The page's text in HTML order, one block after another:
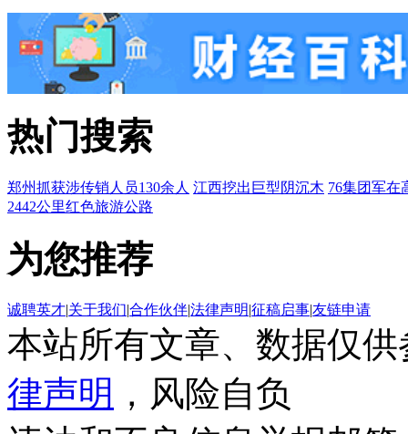
热门搜索
郑州抓获涉传销人员130余人 江西挖出巨型阴沉木 76集团军在
2442公里红色旅游公路
为您推荐
诚聘英才|关于我们|合作伙伴|法律声明|征稿启事|友链申请
本站所有文章、数据仅
律声明 ，风险自负